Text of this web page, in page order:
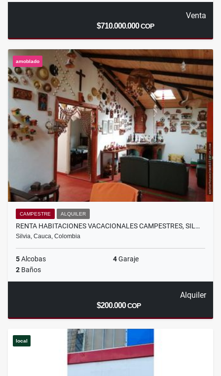
Venta
$710.000.000COP
amoblado
CAMPESTRE ALQUILER
RENTA HABITACIONES VACACIONALES CAMPESTRES, SIL…
Silvia, Cauca, Colombia
5Alcobas 4Garaje
2 Baños
Alquiler
$200.000COP
local